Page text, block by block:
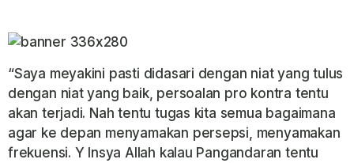
“Saya meyakini pasti didasari dengan niat yang tulus
dengan niat yang baik, persoalan pro kontra tentu
akan terjadi. Nah tentu tugas kita semua bagaimana
agar ke depan menyamakan persepsi, menyamakan
frekuensi. Y Insya Allah kalau Pangandaran tentu